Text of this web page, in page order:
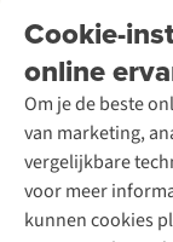
Cookie-
online
Om je de beste
van marketing,
vergelijkbare
voor meer
kunnen cookies
Garantie
Contact
Onze winkels
Over A.S.Adventure
Ski-onderhoud
Wasservice
Schoenonderhoud
Schoenherstelling
Kledingherstelling
Retouches
Voor bedrijven
A.S.Magazine
Podcast
Explore Academy
Explore Camp
Gear Check
Inspiratie & advies
Meld je aan voor